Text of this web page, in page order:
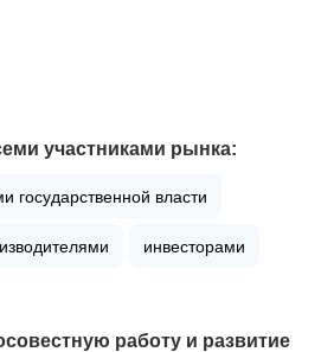
участниками рынка:
государственной власти
инвесторами
работу и развитие